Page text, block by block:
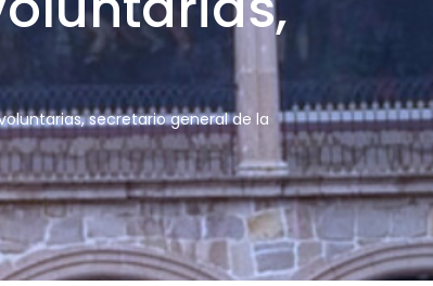
secretario general de la